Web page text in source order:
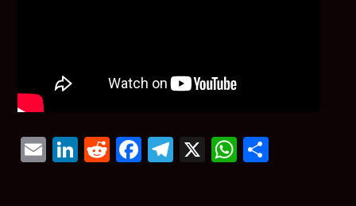
Email
LinkedIn
Reddit
Facebook
Telegram
X